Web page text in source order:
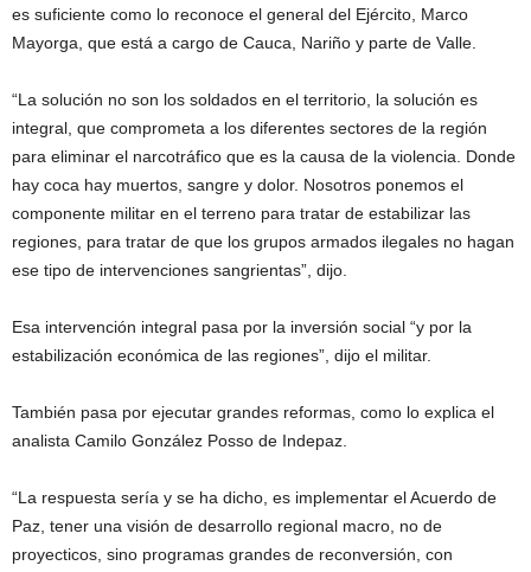
es suficiente como lo reconoce el general del Ejército, Marco
Mayorga, que está a cargo de Cauca, Nariño y parte de Valle.
“La solución no son los soldados en el territorio, la solución es
integral, que comprometa a los diferentes sectores de la región
para eliminar el narcotráfico que es la causa de la violencia. Donde
hay coca hay muertos, sangre y dolor. Nosotros ponemos el
componente militar en el terreno para tratar de estabilizar las
regiones, para tratar de que los grupos armados ilegales no hagan
ese tipo de intervenciones sangrientas”, dijo.
Esa intervención integral pasa por la inversión social “y por la
estabilización económica de las regiones”, dijo el militar.
También pasa por ejecutar grandes reformas, como lo explica el
analista Camilo González Posso de Indepaz.
“La respuesta sería y se ha dicho, es implementar el Acuerdo de
Paz, tener una visión de desarrollo regional macro, no de
proyecticos, sino programas grandes de reconversión, con